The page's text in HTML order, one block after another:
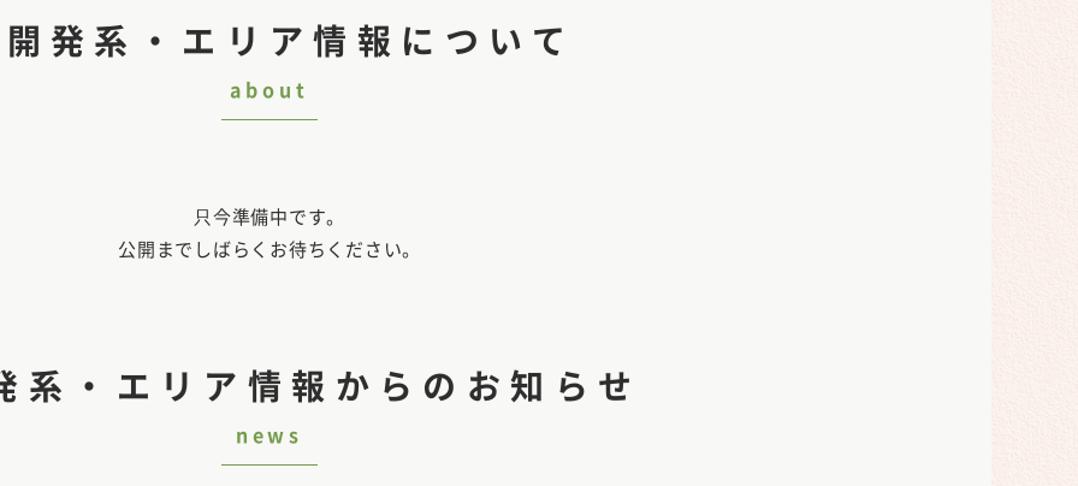
発系・エリア情報について
about
只今準備中です。
公開までしばらくお待ちください。
系・エリア情報からのお知らせ
news